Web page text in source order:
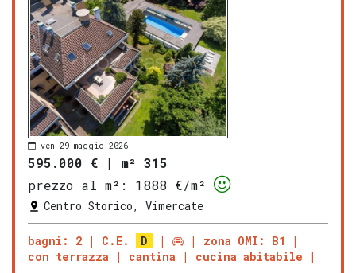
ven 29 maggio 2026
595.000 € | m² 315
prezzo al m²:
1888 €/m²
Centro Storico, Vimercate
bagni: 2 C.E. D
zona OMI: B1
con terrazza
cantina cucina abitabile